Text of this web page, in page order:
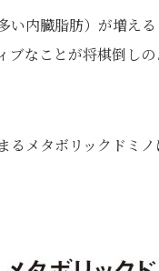
い内臓脂肪）が増え
ブなことが将棋倒し
るメタボリックドミ